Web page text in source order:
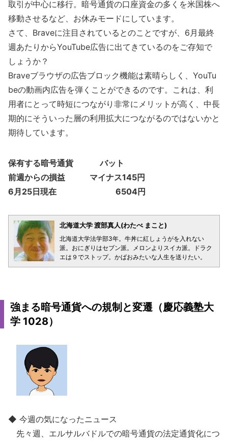
取引が中心に移行。暗号通貨の口座資金の多くを米国株へ
移動させるなど、お休みモードにしています。
さて、Braveに注目されているとのことですが、6月最終
週あたりからYouTube広告に出てきているのをご存知で
しょうか？
Braveブラウザの広告ブロック機能は素晴らしく、YouTu
beの動画内広告を弾くことができるのです。これは、利
用者にとって時短につながり非常にメリットが高く、中長
期的にそういった層の利用拡大につながるのではないかと
期待しています。
保有する暗号通貨 バット
前週からの損益 マイナス145円
6月25日現在 6504円
北海道大学 渡部真人(わたべ まこと)
北海道大学法学部3年。牛丼に紅しょうがを入れない
派。おにぎりはセブン派。メロンよりスイカ派。ドラク
エは９でストップ。かばおみたいな人生を送りたい。
強まる暗号通貨への規制と変遷（慶応義塾大
学 1028）
◆ 今週の気になったニュース
先々週、エルサルバドルでの暗号通貨の法定通貨化につ